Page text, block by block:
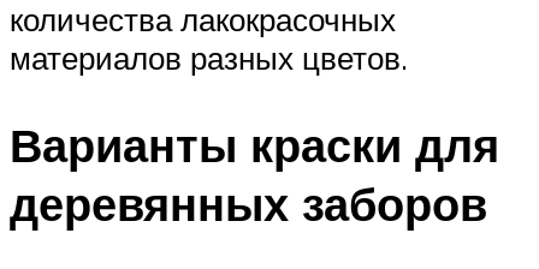
количества лакокрасочных
материалов разных цветов.
Варианты краски для
деревянных заборов